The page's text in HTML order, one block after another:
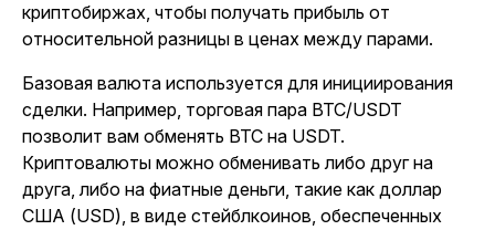
криптобиржах, чтобы получать прибыль от
относительной разницы в ценах между парами.
Базовая валюта используется для инициирования
сделки. Например, торговая пара BTC/USDT
позволит вам обменять BTC на USDT.
Криптовалюты можно обменивать либо друг на
друга, либо на фиатные деньги, такие как доллар
США (USD), в виде стейблкоинов, обеспеченных